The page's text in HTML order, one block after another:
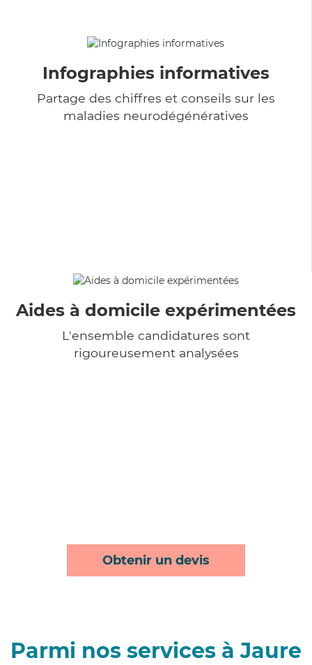
Infographies informatives
Partage des chiffres et conseils sur les
maladies neurodégénératives
Aides à domicile expérimentées
L'ensemble candidatures sont
rigoureusement analysées
Obtenir un devis
Parmi nos services à Jaure